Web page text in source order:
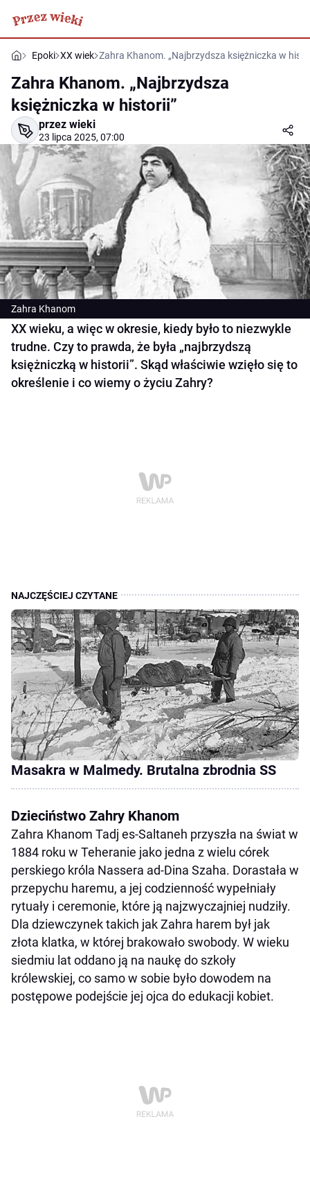
Epoki XX wiek Zahra Khanom. „Najbrzydsza księżniczka w
Zahra Khanom. „Najbrzydsza
księżniczka w historii”
przez wieki
23 lipca 2025, 07:00
Zahra Khanom
XX wieku, a więc w okresie, kiedy było to niezwykle
trudne. Czy to prawda, że była „najbrzydszą
księżniczką w historii”. Skąd właściwie wzięło się to
określenie i co wiemy o życiu Zahry?
Masakra w Malmedy. Brutalna zbrodnia SS
Dzieciństwo Zahry Khanom
Zahra Khanom Tadj es-Saltaneh przyszła na świat w
1884 roku w Teheranie jako jedna z wielu córek
perskiego króla Nassera ad-Dina Szaha. Dorastała w
przepychu haremu, a jej codzienność wypełniały
rytuały i ceremonie, które ją najzwyczajniej nudziły.
Dla dziewczynek takich jak Zahra harem był jak
złota klatka, w której brakowało swobody. W wieku
siedmiu lat oddano ją na naukę do szkoły
królewskiej, co samo w sobie było dowodem na
postępowe podejście jej ojca do edukacji kobiet.